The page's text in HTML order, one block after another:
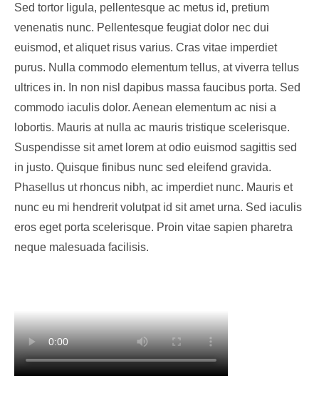
Sed tortor ligula, pellentesque ac metus id, pretium
venenatis nunc. Pellentesque feugiat dolor nec dui
euismod, et aliquet risus varius. Cras vitae imperdiet
purus. Nulla commodo elementum tellus, at viverra tellus
ultrices in. In non nisl dapibus massa faucibus porta. Sed
commodo iaculis dolor. Aenean elementum ac nisi a
lobortis. Mauris at nulla ac mauris tristique scelerisque.
Suspendisse sit amet lorem at odio euismod sagittis sed
in justo. Quisque finibus nunc sed eleifend gravida.
Phasellus ut rhoncus nibh, ac imperdiet nunc. Mauris et
nunc eu mi hendrerit volutpat id sit amet urna. Sed iaculis
eros eget porta scelerisque. Proin vitae sapien pharetra
neque malesuada facilisis.